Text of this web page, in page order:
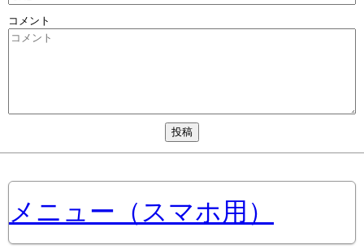
コメント
メニュー（スマホ用）